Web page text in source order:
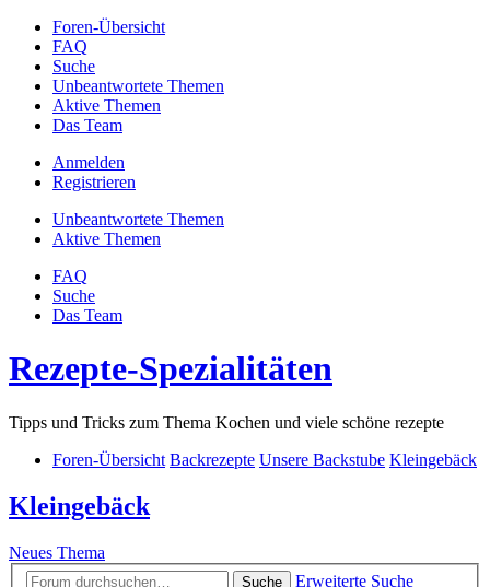
Foren-Übersicht
FAQ
Suche
Unbeantwortete Themen
Aktive Themen
Das Team
Anmelden
Registrieren
Unbeantwortete Themen
Aktive Themen
FAQ
Suche
Das Team
Rezepte-Spezialitäten
Tipps und Tricks zum Thema Kochen und viele schöne rezepte
Foren-Übersicht Backrezepte Unsere Backstube Kleingebäck
Kleingebäck
Neues Thema
Suche
Erweiterte Suche